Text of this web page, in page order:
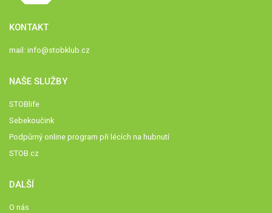
KONTAKT
mail: info@stobklub.cz
NAŠE SLUŽBY
STOBlife
Sebekoučink
Podpůrný online program při lécích na hubnutí
STOB.cz
DALŠÍ
O nás